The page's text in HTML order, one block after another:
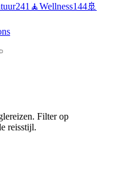
241 🧘Wellness144🚢
Filter op
reisstijl.